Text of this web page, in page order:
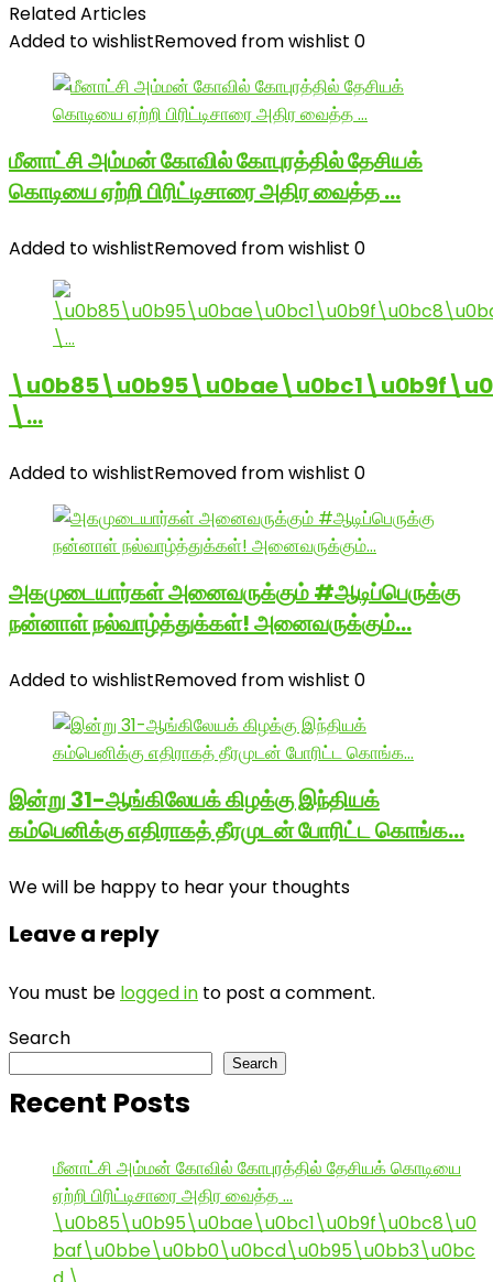
Related Articles
Added to wishlistRemoved from wishlist 0
மீனாட்சி அம்மன் கோவில் கோபுரத்தில் தேசியக்
கொடியை ஏற்றி பிரிட்டிசாரை அதிர வைத்த …
Added to wishlistRemoved from wishlist 0
\…
Added to wishlistRemoved from wishlist 0
அகமுடையார்கள் அனைவருக்கும் #ஆடிப்பெருக்கு
நன்னாள் நல்வாழ்த்துக்கள்! அனைவருக்கும்…
Added to wishlistRemoved from wishlist 0
இன்று 31-ஆங்கிலேயக் கிழக்கு இந்தியக்
கம்பெனிக்கு எதிராகத் தீரமுடன் போரிட்ட கொங்க…
We will be happy to hear your thoughts
Leave a reply
You must be logged in to post a comment.
Search
Search
Recent Posts
மீனாட்சி அம்மன் கோவில் கோபுரத்தில் தேசியக் கொடியை
ஏற்றி பிரிட்டிசாரை அதிர வைத்த …
\u0b85\u0b95\u0bae\u0bc1\u0b9f\u0bc8\u0
baf\u0bbe\u0bb0\u0bcd\u0b95\u0bb3\u0bc